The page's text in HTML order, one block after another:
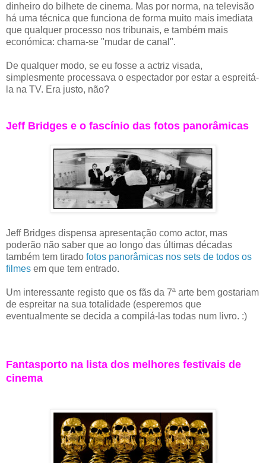
dinheiro do bilhete de cinema. Mas por norma, na televisão
há uma técnica que funciona de forma muito mais imediata
que qualquer processo nos tribunais, e também mais
económica: chama-se "mudar de canal".
De qualquer modo, se eu fosse a actriz visada,
simplesmente processava o espectador por estar a espreitá-
la na TV. Era justo, não?
Jeff Bridges e o fascínio das fotos panorâmicas
Jeff Bridges dispensa apresentação como actor, mas
poderão não saber que ao longo das últimas décadas
também tem tirado fotos panorâmicas nos sets de todos os
filmes em que tem entrado.
Um interessante registo que os fãs da 7ª arte bem gostariam
de espreitar na sua totalidade (esperemos que
eventualmente se decida a compilá-las todas num livro. :)
Fantasporto na lista dos melhores festivais de
cinema